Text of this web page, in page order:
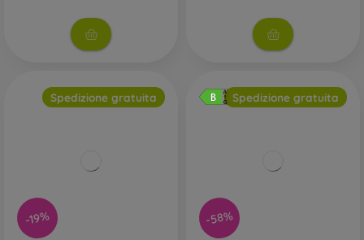
-19%
Spedizione gratuita
-58%
Spedizione gratuita